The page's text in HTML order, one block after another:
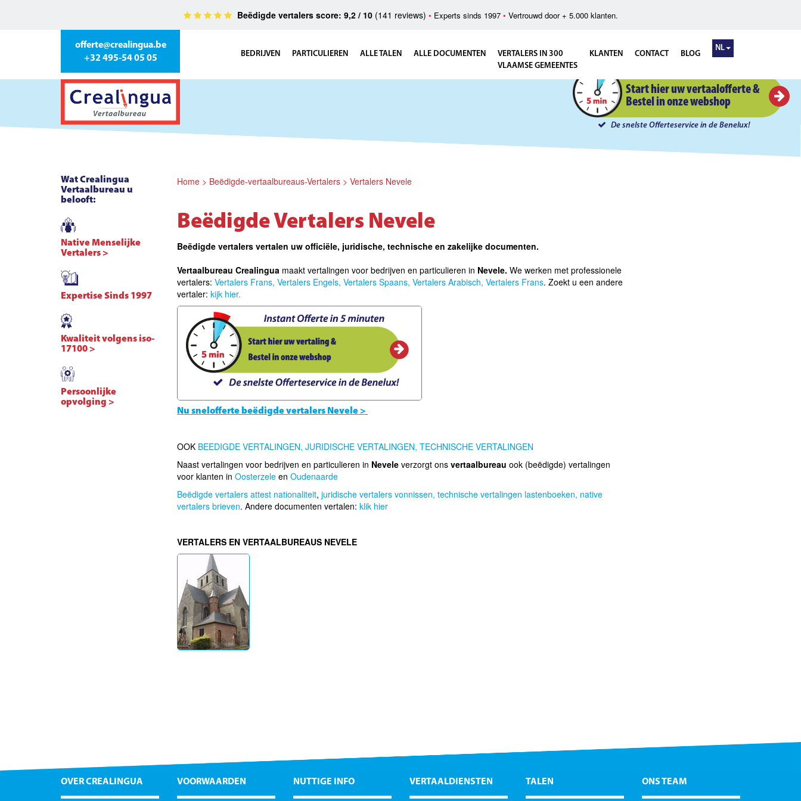
Beëdigde vertalers score: 9,2 / 10(141 reviews) • Experts sinds 1997 • Vertrouwd door + 5.000 klanten.
offerte@crealingua.be
+32 495-54 05 05
BEDRIJVEN PARTICULIEREN ALLE TALEN ALLE DOCUMENTEN
VERTALERS IN 300
VLAAMSE GEMEENTES
KLANTEN CONTACT BLOG
NL
Start hier uw vertaalofferte &
Bestel in onze webshop
De snelste Offerteservice in de Benelux!
Wat Crealingua
Vertaalbureau u
belooft:
Native Menselijke
Vertalers >
Expertise Sinds 1997
Kwaliteit volgens iso-
17100 >
Persoonlijke
opvolging >
Home > Beëdigde-vertaalbureaus-Vertalers > Vertalers Nevele
Beëdigde Vertalers Nevele
Beëdigde vertalers vertalen uw officiële, juridische, technische en zakelijke documenten.
Vertaalbureau Crealingua maakt vertalingen voor bedrijven en particulieren in Nevele. We werken met professionele
vertalers: Vertalers Frans, Vertalers Engels, Vertalers Spaans, Vertalers Arabisch, Vertalers Frans. Zoekt u een andere
vertaler: kijk hier.
Nu snelofferte beëdigde vertalers Nevele >
OOK BEEDIGDE VERTALINGEN, JURIDISCHE VERTALINGEN, TECHNISCHE VERTALINGEN
Naast vertalingen voor bedrijven en particulieren in Nevele verzorgt ons vertaalbureau ook (beëdigde) vertalingen
voor klanten in Oosterzele en Oudenaarde
Beëdigde vertalers attest nationaliteit, juridische vertalers vonnissen, technische vertalingen lastenboeken, native
vertalers brieven. Andere documenten vertalen: klik hier
VERTALERS EN VERTAALBUREAUS NEVELE
OVER CREALINGUA VOORWAARDEN NUTTIGE INFO VERTAALDIENSTEN TALEN ONS TEAM